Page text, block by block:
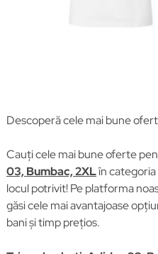
Descoperă cele mai bune
Cauți cele mai bune oferte
03, Bumbac, 2XLîn categoria
locul potrivit! Pe platforma
găsi cele mai avantajoase
bani și timp prețios.